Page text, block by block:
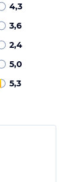
4,3
3,6
2,4
5,0
5,3